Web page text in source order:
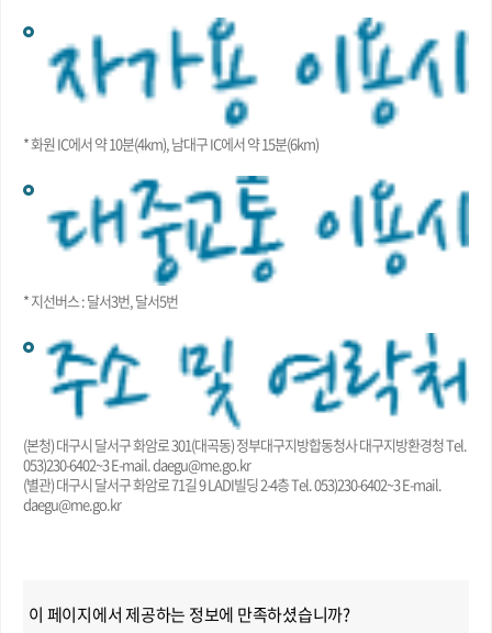
* 화원 IC에서 약 10분(4km), 남대구 IC에서 약 15분(6km)
* 지선버스 : 달서3번, 달서5번
(본청) 대구시 달서구 화암로 301(대곡동) 정부대구지방합동청사 대구지방환경청 Tel.
053)230-6402~3 E-mail. daegu@me.go.kr
(별관) 대구시 달서구 화암로 71길 9 LADI빌딩 2-4층 Tel. 053)230-6402~3 E-mail.
daegu@me.go.kr
이 페이지에서 제공하는 정보에 만족하셨습니까?